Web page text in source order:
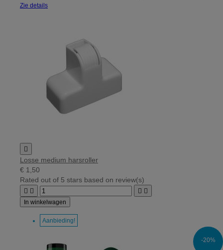
Zie details

Losse medium harsroller
€ 1,50
Rated out of 5 stars based on review(s)
   
In winkelwagen
Aanbieding!
-20%